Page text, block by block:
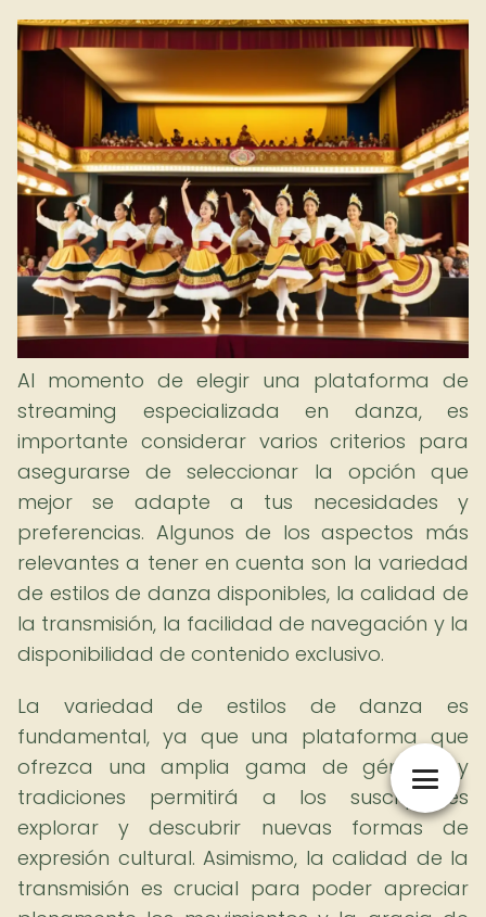
Al momento de elegir una plataforma de
streaming especializada en danza, es
importante considerar varios criterios para
asegurarse de seleccionar la opción que
mejor se adapte a tus necesidades y
preferencias. Algunos de los aspectos más
relevantes a tener en cuenta son la variedad
de estilos de danza disponibles, la calidad de
la transmisión, la facilidad de navegación y la
disponibilidad de contenido exclusivo.
La variedad de estilos de danza es
fundamental, ya que una plataforma que
ofrezca una amplia gama de géneros y
tradiciones permitirá a los suscriptores
explorar y descubrir nuevas formas de
expresión cultural. Asimismo, la calidad de la
transmisión es crucial para poder apreciar